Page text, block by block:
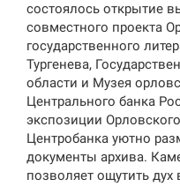
состоялось открытие
совместного проекта
государственного
Тургенева,
области и Музея
Центрального банка
экспозиции
Центробанка уютно
документы архива.
позволяет ощутить дух